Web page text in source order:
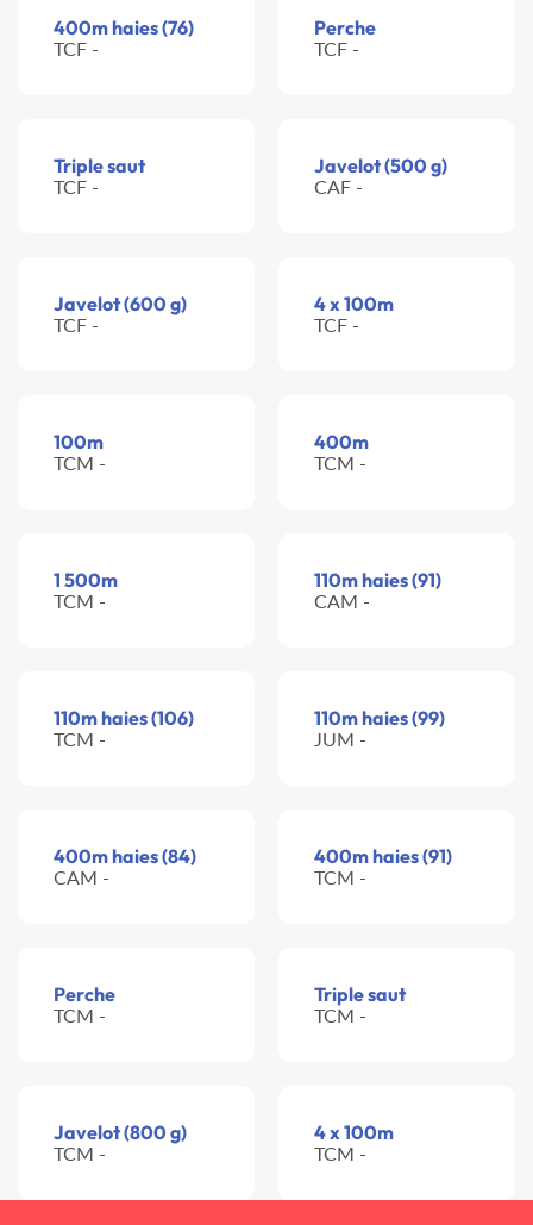
400m haies (76)
TCF -
Perche
TCF -
Triple saut
TCF -
Javelot (500 g)
CAF -
Javelot (600 g)
TCF -
4 x 100m
TCF -
100m
TCM -
400m
TCM -
1 500m
TCM -
110m haies (91)
CAM -
110m haies (106)
TCM -
110m haies (99)
JUM -
400m haies (84)
CAM -
400m haies (91)
TCM -
Perche
TCM -
Triple saut
TCM -
Javelot (800 g)
TCM -
4 x 100m
TCM -